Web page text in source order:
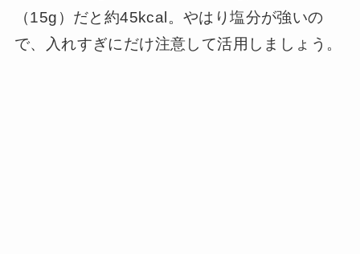
（15g）だと約45kcal。やはり塩分が強いの
で、入れすぎにだけ注意して活用しましょう。